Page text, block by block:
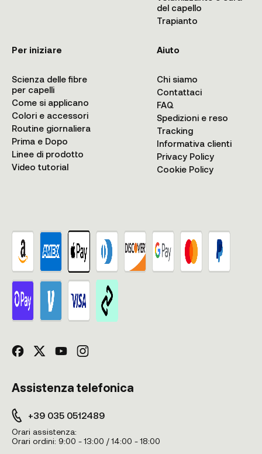
del capello
Trapianto
Per iniziare
Scienza delle fibre
per capelli
Come si applicano
Colori e accessori
Routine giornaliera
Prima e Dopo
Linee di prodotto
Video tutorial
Aiuto
Chi siamo
Contattaci
FAQ
Spedizioni e reso
Tracking
Informativa clienti
Privacy Policy
Cookie Policy
Assistenza telefonica
+39 035 0512489
Orari assistenza:
Orari ordini: 9:00 - 13:00 / 14:00 - 18:00